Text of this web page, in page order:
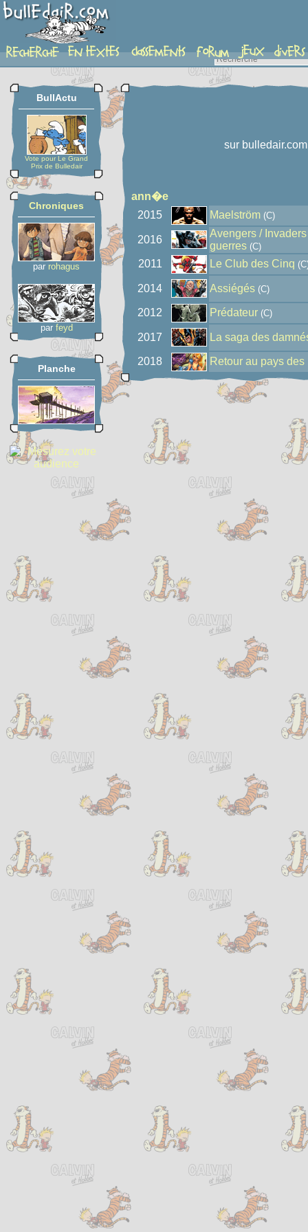
auteur
BullActu
Vote pour Le Grand
Prix de Bulledair
Chroniques
par rohagus
par feyd
Planche
sur
ann�e
2015
Maelström (C)
2016
Avengers /
guerres (C)
2011 Le Club des Cinq
2014 Assiégés (C)
2012 Prédateur (C)
2017 La saga des
2018 Retour au pays